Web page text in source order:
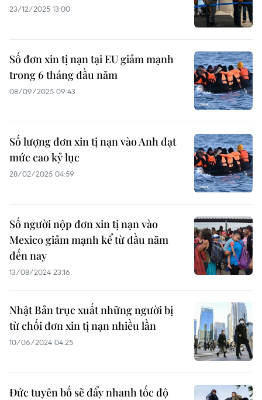
23/12/2025 13:00
Số đơn xin tị nạn tại EU giảm mạnh
trong 6 tháng đầu năm
08/09/2025 09:43
Số lượng đơn xin tị nạn vào Anh đạt
mức cao kỷ lục
28/02/2025 04:59
Số người nộp đơn xin tị nạn vào
Mexico giảm mạnh kể từ đầu năm
đến nay
13/08/2024 23:16
Nhật Bản trục xuất những người bị
từ chối đơn xin tị nạn nhiều lần
10/06/2024 04:25
Đức tuyên bố sẽ đẩy nhanh tốc độ